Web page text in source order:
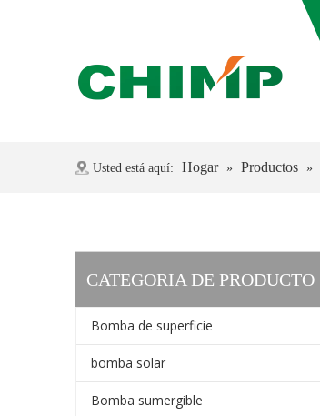
Usted está aquí: Hogar » Productos »
CATEGORIA DE PRODUCTO
Bomba de superficie
bomba solar
Bomba sumergible